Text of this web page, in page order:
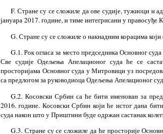
F. Стране су се сложиле да ове судије, тужиоци и
јануара 2017. године, и тиме интегрисани у правосуђе
G. Стране су се сложиле о накнадним корацима који
G.1. Рок огласа за место председника Основног
Све судије Одељења Апелационог суда ће се
просторијама Основног суда у Митровици уз
са предлогом за руководиоца Одељења Апелационог
G.2. Косовски Србин са ће бити именован за
2016. године. Косовски Србин који ће истог дана
суда након што у Приштини буде одржан састанак
G.3. Стране су се сложиле да ће просторије